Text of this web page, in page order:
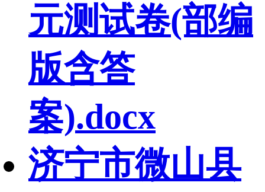
元测试卷(部编
版含答
案).docx
济宁市微山县